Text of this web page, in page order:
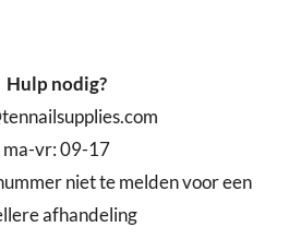
Hulp nodig?
ma-vr: 09-17
niet te melden voor een
afhandeling